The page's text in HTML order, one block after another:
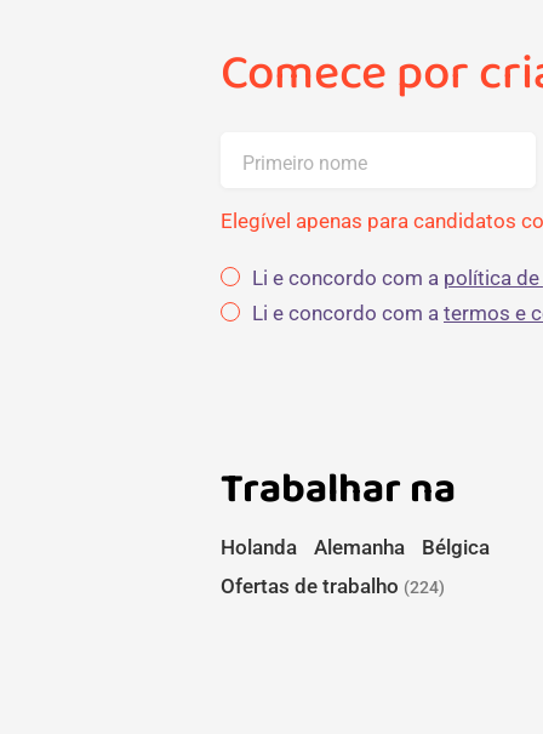
Comece por
Primeiro nome
Elegível apenas para candidatos
Li e concordo com a política
Li e concordo com a termos e
Trabalhar na
Holanda Alemanha
Bélgica
Ofertas de trabalho (224)